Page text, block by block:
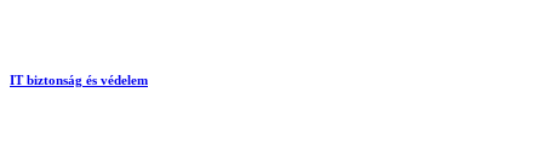
IT biztonság és védelem